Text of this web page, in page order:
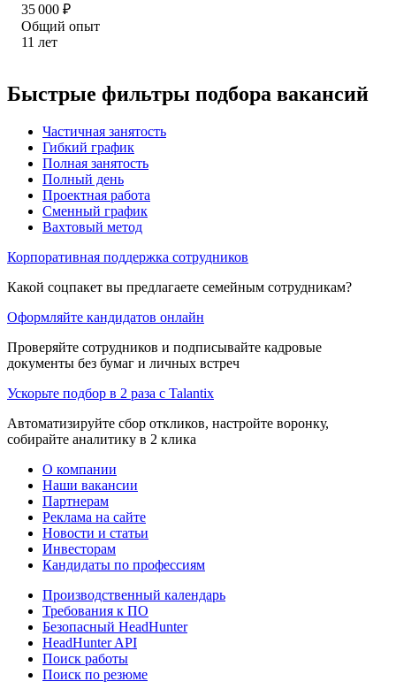
35 000 ₽
Общий опыт
11 лет
Быстрые фильтры подбора вакансий
Частичная занятость
Гибкий график
Полная занятость
Полный день
Проектная работа
Сменный график
Вахтовый метод
Корпоративная поддержка сотрудников
Какой соцпакет вы предлагаете семейным сотрудникам?
Оформляйте кандидатов онлайн
Проверяйте сотрудников и подписывайте кадровые
документы без бумаг и личных встреч
Ускорьте подбор в 2 раза с Talantix
Автоматизируйте сбор откликов, настройте воронку,
собирайте аналитику в 2 клика
О компании
Наши вакансии
Партнерам
Реклама на сайте
Новости и статьи
Инвесторам
Кандидаты по профессиям
Производственный календарь
Требования к ПО
Безопасный HeadHunter
HeadHunter API
Поиск работы
Поиск по резюме